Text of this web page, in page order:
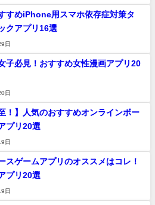
すめiPhone用スマホ依存症対策タ
クアプリ16選
日
子必見！おすすめ女性漫画アプリ20
日
！】人気のおすすめオンラインボー
プリ20選
日
スゲームアプリのオススメはコレ！
プリ20選
日